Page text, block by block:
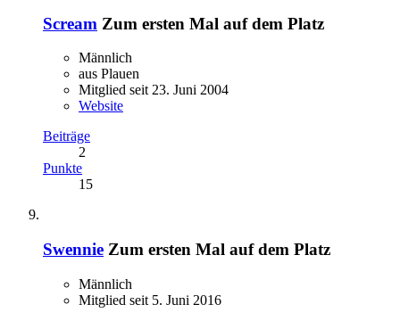
Scream Zum ersten Mal auf dem Platz
Männlich
aus Plauen
Mitglied seit 23. Juni 2004
Website
Beiträge
2
Punkte
15
Swennie Zum ersten Mal auf dem Platz
Männlich
Mitglied seit 5. Juni 2016